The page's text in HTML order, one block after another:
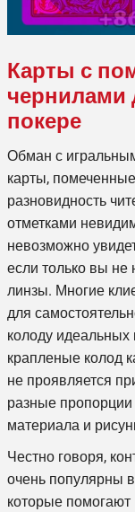
Карты с
чернилами
покере
Обман с
карты,
разновидность
отметками
невозможно
если только вы не
линзы. Многие
для
колоду
крапленые колод
не проявляется
разные пропорции
материала и
Честно говоря,
очень популярны
которые